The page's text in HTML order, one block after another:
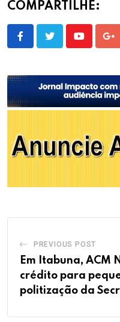
COMPARTILHE:
Youtube
PREVIOUS POST
Em Itabuna, ACM
crédito para
politização da